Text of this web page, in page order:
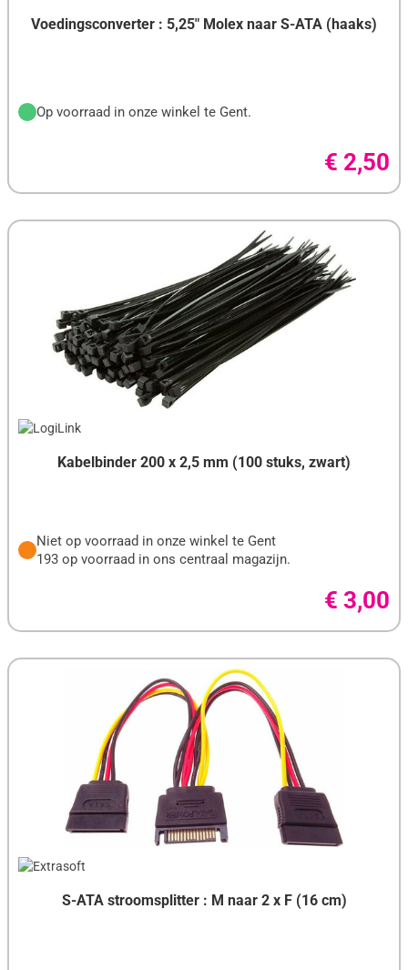
INNO3D
INTEL
INTER-TECH
KENSINGTON
KINGSTON
LEXAR
LINKSYS
LITE-ON
Voedingsconverter : 5,25" Molex naar S-ATA (haaks)
Op voorraad in onze winkel te Gent.
€ 2,50
Kabelbinder 200 x 2,5 mm (100 stuks, zwart)
Niet op voorraad in onze winkel te Gent
193 op voorraad in ons centraal magazijn.
€ 3,00
S-ATA stroomsplitter : M naar 2 x F (16 cm)